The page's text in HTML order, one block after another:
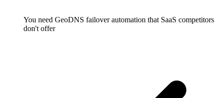
You need GeoDNS failover automation that SaaS competitors
don't offer